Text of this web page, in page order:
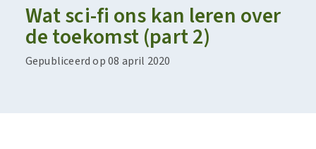
Wat sci-fi ons kan leren over
de toekomst (part 2)
Gepubliceerd op 08 april 2020